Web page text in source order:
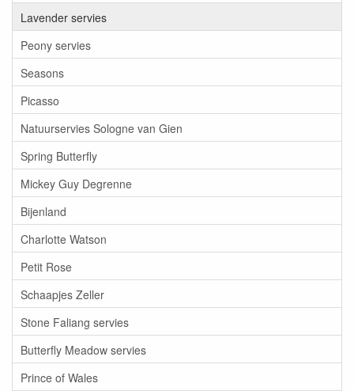
Lavender servies
Peony servies
Seasons
Picasso
Natuurservies Sologne van Gien
Spring Butterfly
Mickey Guy Degrenne
Bijenland
Charlotte Watson
Petit Rose
Schaapjes Zeller
Stone Faliang servies
Butterfly Meadow servies
Prince of Wales